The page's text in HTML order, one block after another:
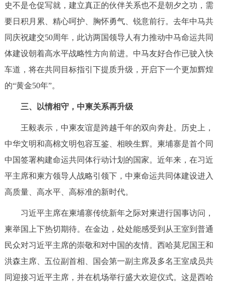
史不是仓促写就，建立真正的伙伴关系也不是朝夕之功，需
要日积月累、精心呵护、胸怀勇气、锐意前行。去年中马共
同庆祝建交50周年，此访两国领导人有力推动中马命运共同
体建设朝着高水平战略性方向前进。中马友好合作已驶入快
车道，将在共同目标指引下提质升级，开启下一个更加辉煌
的“黄金50年”。
三、以情相守，中柬关系再升级
王毅表示，中柬友谊是跨越千年的双向奔赴。历史上，
中华文明和高棉文明包容互鉴、相映生辉。柬埔寨是首个同
中国签署构建命运共同体行动计划的国家。近年来，在习近
平主席和柬方领导人战略引领下，中柬命运共同体建设进入
高质量、高水平、高标准的新时代。
习近平主席在柬埔寨传统新年之际对柬进行国事访问，
柬举国上下热切期待。在金边，处处能感受到从王室到普通
民众对习近平主席的崇敬和对中国的友情。西哈莫尼国王和
洪森主席、五位副首相、国会第一副主席及多名王室成员共
同迎接习近平主席，并在机场举行盛大欢迎仪式。这是西哈